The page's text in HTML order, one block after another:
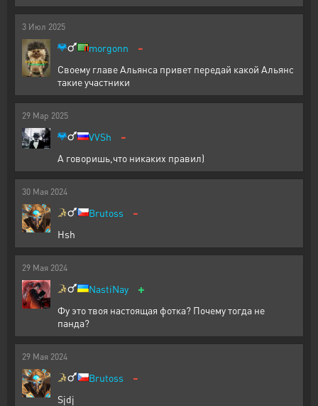
3 Июл 2025
morgonn -
Своему главе Альянса привет передай какой Альянс
такие участники
29 Мар 2025
VVSh -
А говоришь,что никаких правил)
30 Мая 2024
Brutoss -
Hsh
29 Мая 2024
NastiNay +
Фу это твоя настоящая фотка? Почему тогда не
панда?
29 Мая 2024
Brutoss -
Sjdj